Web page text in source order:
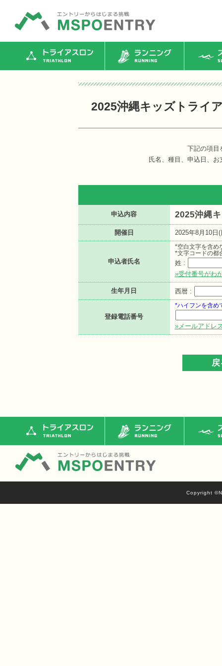
トライアスロン ランニング ス
2025沖縄キッズトライ
下記の項目
氏名、種目、申込日、
申込内容 2025沖縄
開催日 2025年8月10日(
申込者氏名
*空白文字を含め
*文字コードの都
姓 :
»受付番号がわ
生年月日 西暦 :
登録電話番号
*ハイフンを含め
»メールアドレ
トライアスロン ランニング ス
Copyright